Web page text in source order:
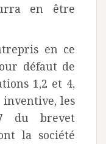
en être
en ce
défaut de
1,2 et 4,
inventive, les
du brevet
la société